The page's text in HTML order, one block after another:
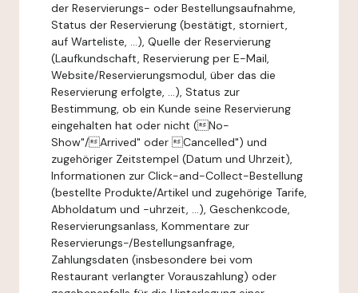
der Reservierungs- oder Bestellungsaufnahme,
Status der Reservierung (bestätigt, storniert,
auf Warteliste, ...), Quelle der Reservierung
(Laufkundschaft, Reservierung per E-Mail,
Website/Reservierungsmodul, über das die
Reservierung erfolgte, ...), Status zur
Bestimmung, ob ein Kunde seine Reservierung
eingehalten hat oder nicht (No-
Show"/Arrived" oder Cancelled") und
zugehöriger Zeitstempel (Datum und Uhrzeit),
Informationen zur Click-and-Collect-Bestellung
(bestellte Produkte/Artikel und zugehörige Tarife,
Abholdatum und -uhrzeit, ...), Geschenkcode,
Reservierungsanlass, Kommentare zur
Reservierungs-/Bestellungsanfrage,
Zahlungsdaten (insbesondere bei vom
Restaurant verlangter Vorauszahlung) oder